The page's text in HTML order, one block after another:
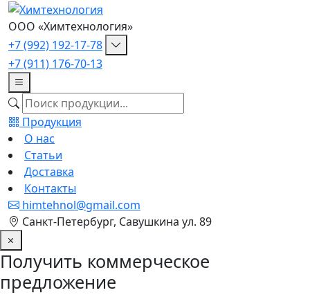
ООО «Химтехнология»
+7 (992) 192-17-78
+7 (911) 176-70-13
Продукция
О нас
Статьи
Доставка
Контакты
himtehnol@gmail.com
Санкт-Петербург, Савушкина ул. 89
Получить коммерческое
предложение